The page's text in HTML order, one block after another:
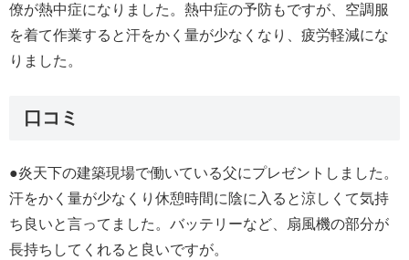
僚が熱中症になりました。熱中症の予防もですが、空調服
を着て作業すると汗をかく量が少なくなり、疲労軽減にな
りました。
口コミ
●炎天下の建築現場で働いている父にプレゼントしました。
汗をかく量が少なくり休憩時間に陰に入ると涼しくて気持
ち良いと言ってました。バッテリーなど、扇風機の部分が
長持ちしてくれると良いですが。